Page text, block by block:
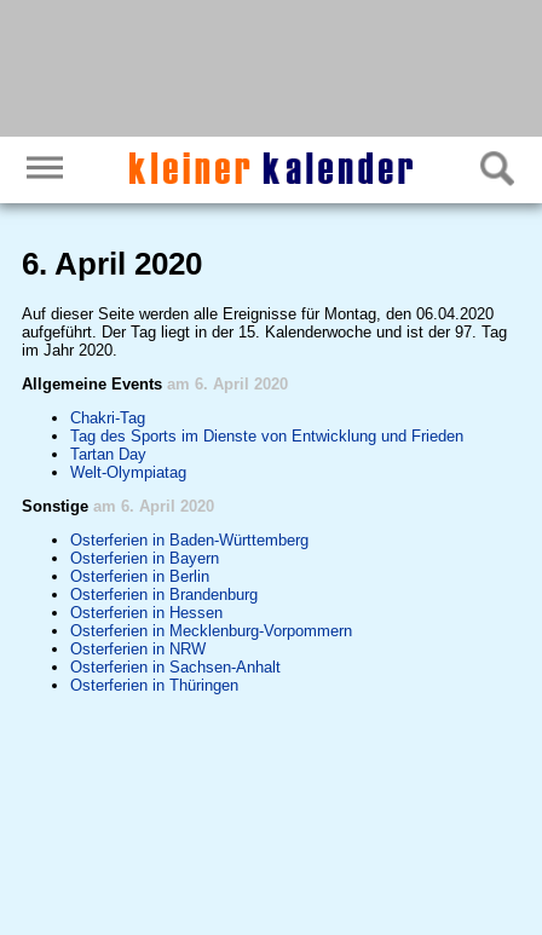
6. April 2020
Auf dieser Seite werden alle Ereignisse für Montag, den 06.04.2020
aufgeführt. Der Tag liegt in der 15. Kalenderwoche und ist der 97. Tag
im Jahr 2020.
Allgemeine Events am 6. April 2020
Chakri-Tag
Tag des Sports im Dienste von Entwicklung und Frieden
Tartan Day
Welt-Olympiatag
Sonstige am 6. April 2020
Osterferien in Baden-Württemberg
Osterferien in Bayern
Osterferien in Berlin
Osterferien in Brandenburg
Osterferien in Hessen
Osterferien in Mecklenburg-Vorpommern
Osterferien in NRW
Osterferien in Sachsen-Anhalt
Osterferien in Thüringen